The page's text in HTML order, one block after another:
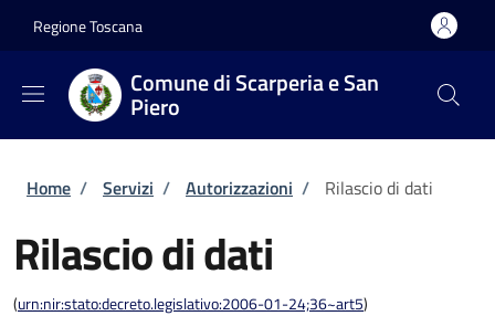
Regione Toscana
Comune di Scarperia e San
Piero
Briciole di pane
Home / Servizi / Autorizzazioni / Rilascio di dati
Rilascio di dati
(urn:nir:stato:decreto.legislativo:2006-01-24;36~art5)